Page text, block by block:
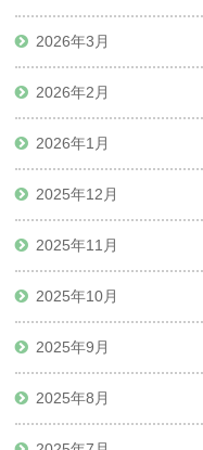
2026年3月
2026年2月
2026年1月
2025年12月
2025年11月
2025年10月
2025年9月
2025年8月